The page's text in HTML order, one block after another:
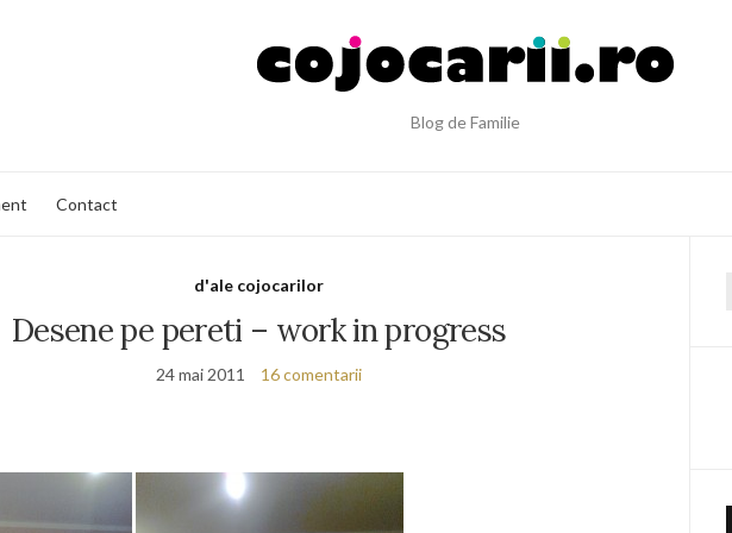
Blog de Familie
Contact
d'ale cojocarilor
Desene pe pereti – work in progress
24 mai 2011 16 comentarii